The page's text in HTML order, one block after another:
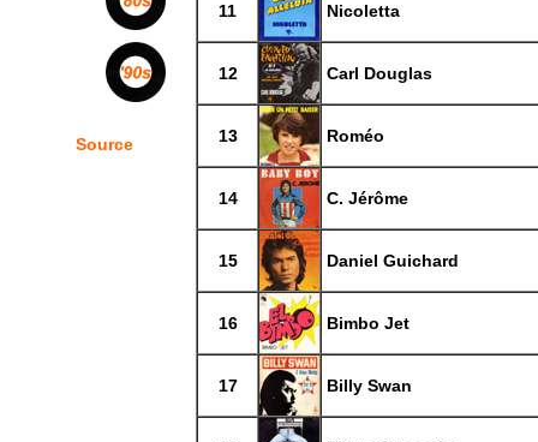
Source
11 Nicoletta
12 Carl Douglas
13 Roméo
14 C. Jérôme
15 Daniel Guichard
16 Bimbo Jet
17 Billy Swan